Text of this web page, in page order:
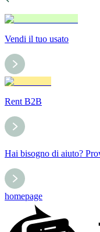
Vendi il tuo usato
Rent B2B
Hai bisogno di aiuto?
homepage